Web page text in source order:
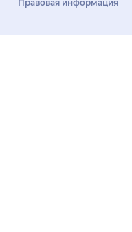
Правовая информация